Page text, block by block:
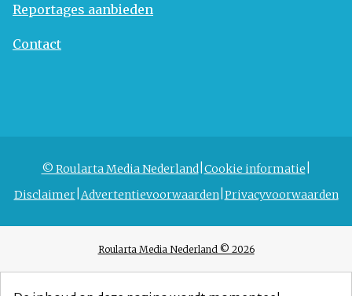
Reportages aanbieden
Contact
© Roularta Media Nederland Cookie informatie
Disclaimer Advertentievoorwaarden Privacyvoorwaarden
Roularta Media Nederland © 2026